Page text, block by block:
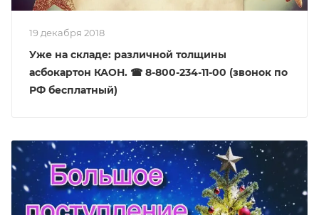
19 декабря 2018
Уже на складе: различной толщины
асбокартон КАОН. ☎ 8-800-234-11-00 (звонок по
РФ бесплатный)